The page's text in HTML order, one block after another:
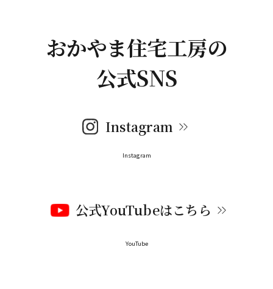
おかやま住宅工房の
公式SNS
Instagram
Instagram
公式YouTubeはこちら
YouTube